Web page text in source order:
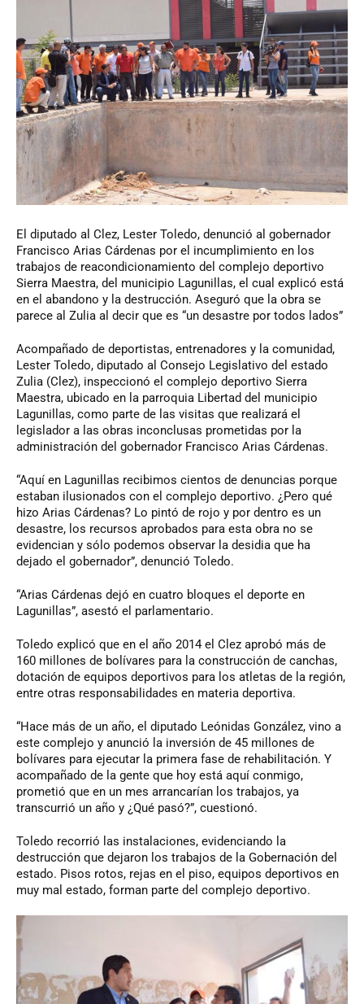
El diputado al Clez, Lester Toledo, denunció al gobernador
Francisco Arias Cárdenas por el incumplimiento en los
trabajos de reacondicionamiento del complejo deportivo
Sierra Maestra, del municipio Lagunillas, el cual explicó está
en el abandono y la destrucción. Aseguró que la obra se
parece al Zulia al decir que es “un desastre por todos lados”
Acompañado de deportistas, entrenadores y la comunidad,
Lester Toledo, diputado al Consejo Legislativo del estado
Zulia (Clez), inspeccionó el complejo deportivo Sierra
Maestra, ubicado en la parroquia Libertad del municipio
Lagunillas, como parte de las visitas que realizará el
legislador a las obras inconclusas prometidas por la
administración del gobernador Francisco Arias Cárdenas.
“Aquí en Lagunillas recibimos cientos de denuncias porque
estaban ilusionados con el complejo deportivo. ¿Pero qué
hizo Arias Cárdenas? Lo pintó de rojo y por dentro es un
desastre, los recursos aprobados para esta obra no se
evidencian y sólo podemos observar la desidia que ha
dejado el gobernador”, denunció Toledo.
“Arias Cárdenas dejó en cuatro bloques el deporte en
Lagunillas”, asestó el parlamentario.
Toledo explicó que en el año 2014 el Clez aprobó más de
160 millones de bolívares para la construcción de canchas,
dotación de equipos deportivos para los atletas de la región,
entre otras responsabilidades en materia deportiva.
“Hace más de un año, el diputado Leónidas González, vino a
este complejo y anunció la inversión de 45 millones de
bolívares para ejecutar la primera fase de rehabilitación. Y
acompañado de la gente que hoy está aquí conmigo,
prometió que en un mes arrancarían los trabajos, ya
transcurrió un año y ¿Qué pasó?”, cuestionó.
Toledo recorrió las instalaciones, evidenciando la
destrucción que dejaron los trabajos de la Gobernación del
estado. Pisos rotos, rejas en el piso, equipos deportivos en
muy mal estado, forman parte del complejo deportivo.